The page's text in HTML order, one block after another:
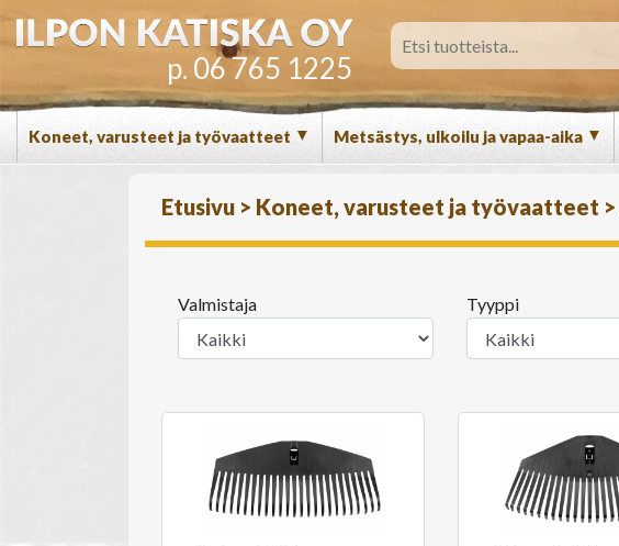
p. 06 765 1225
Koneet, varusteet ja työvaatteet ▼ Metsästys, ulkoilu ja vapaa-aika ▼
Etusivu > Koneet, varusteet ja työvaatteet >
Valmistaja Tyyppi